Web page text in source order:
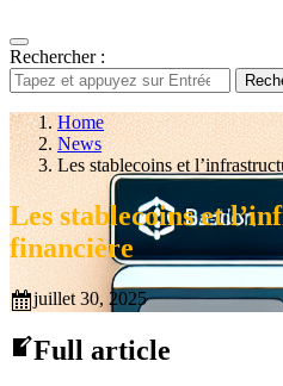
Rechercher :
Home
News
Les stablecoins et
Les stablecoins et
financière
juillet 30, 2025
Full article